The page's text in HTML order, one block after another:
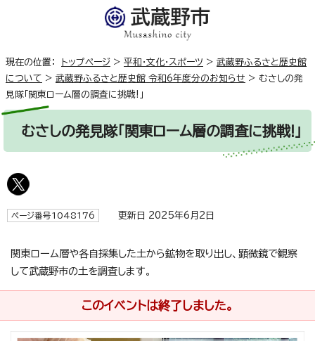
現在の位置： トップページ > 平和・文化・スポーツ > 武蔵野ふるさと歴史館
について
> 武蔵野ふるさと歴史館 令和6年度分のお知らせ > むさしの発
見隊「関東ローム層の調査に挑戦!」
むさしの発見隊「関東ローム層の調査に挑戦!」
ページ番号1048176 更新日 2025年6月2日
関東ローム層や各自採集した土から鉱物を取り出し、顕微鏡で観察
して武蔵野市の土を調査します。
このイベントは終了しました。